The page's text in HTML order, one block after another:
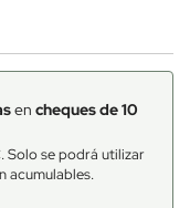
en cheques de 10
Solo se podrá utilizar
acumulables.